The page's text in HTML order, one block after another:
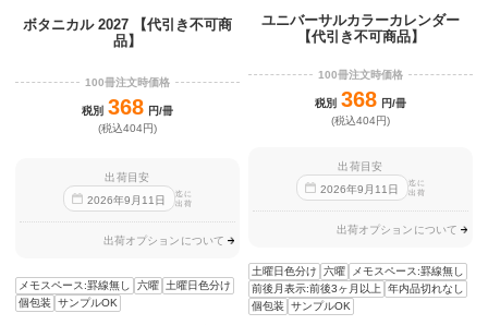
ボタニカル 2027 【代引き不可商
品】
100冊注文時価格
税別 368 円/冊
(税込404円)
出荷目安
2026年9 月 11 日
迄に
出荷
出荷オプションについて
メモスペース:罫線無し 六曜
土曜日色分け
個包装
サンプルOK
ユニバーサルカラーカレンダー
【代引き不可商品】
100冊注文時価格
税別 368 円/冊
(税込404円)
出荷目安
2026年9 月11 日
迄に
出荷
出荷オプションについて
土曜日色分け 六曜
メモスペース:罫線無し
前後月表示:前後3ヶ月以上 年内品切れなし
個包装
サンプルOK